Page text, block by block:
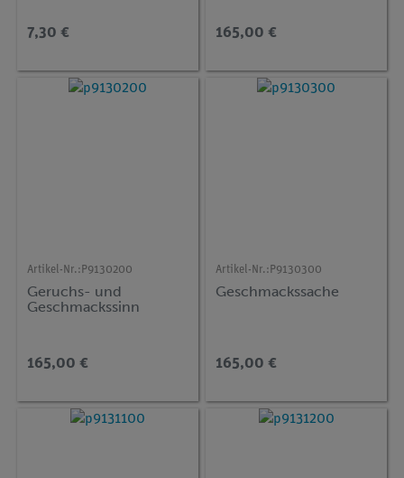
7,30 € 165,00 €
Artikel-Nr.: P9130200
Geruchs- und
Geschmackssinn
165,00 €
Artikel-Nr.: P9130300
Geschmackssache
165,00 €